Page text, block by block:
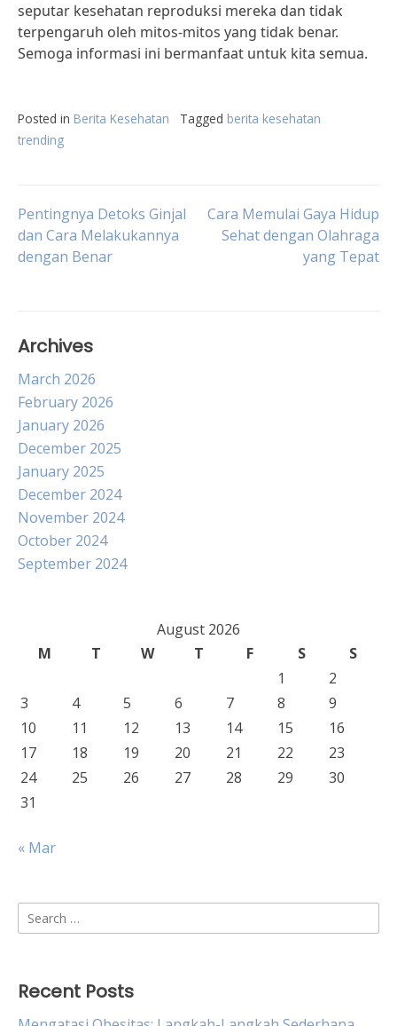
seputar kesehatan reproduksi mereka dan tidak
terpengaruh oleh mitos-mitos yang tidak benar.
Semoga informasi ini bermanfaat untuk kita semua.
Posted in Berita Kesehatan Tagged berita kesehatan
trending
Post
navigation
Pentingnya Detoks Ginjal
dan Cara Melakukannya
dengan Benar
Cara Memulai Gaya Hidup
Sehat dengan Olahraga
yang Tepat
Archives
March 2026
February 2026
January 2026
December 2025
January 2025
December 2024
November 2024
October 2024
September 2024
August 2026
M
T W T F S
S
1
2
3
4 5 6 7 8
9
10
11 12 13 14 15
16
17
18 19 20 21 22
23
24
25 26 27 28 29
30
31
« Mar
Search
for:
Recent Posts